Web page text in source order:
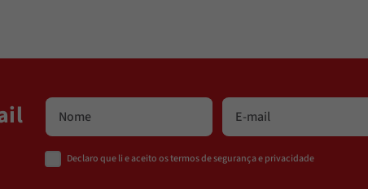
Declaro que li e aceito os termos de segurança e privacidade